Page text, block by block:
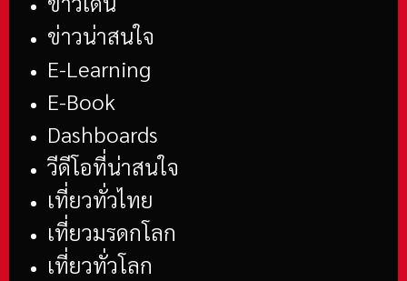
ข่าวน่าสนใจ
E-Learning
E-Book
Dashboards
วีดีโอที่น่าสนใจ
เที่ยวทั่วไทย
เที่ยวมรดกโลก
เที่ยวทั่วโลก